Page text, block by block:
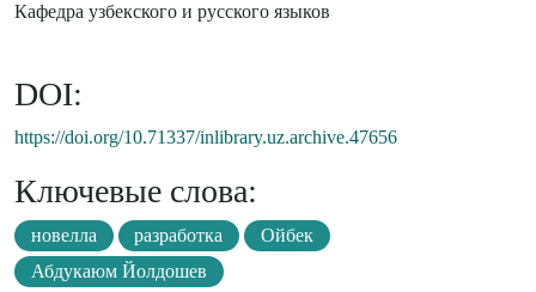
Кафедра узбекского и русского языков
DOI:
https://doi.org/10.71337/inlibrary.uz.archive.47656
Ключевые слова:
новелла разработка
Ойбек
Абдукаюм Йолдошев